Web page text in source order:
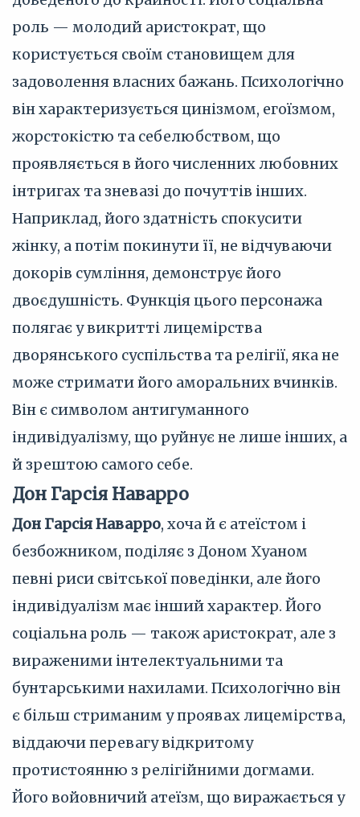
роль — молодий аристократ, що
користується своїм становищем для
задоволення власних бажань. Психологічно
він характеризується цинізмом, егоїзмом,
жорстокістю та себелюбством, що
проявляється в його численних любовних
інтригах та зневазі до почуттів інших.
Наприклад, його здатність спокусити
жінку, а потім покинути її, не відчуваючи
докорів сумління, демонструє його
двоєдушність. Функція цього персонажа
полягає у викритті лицемірства
дворянського суспільства та релігії, яка не
може стримати його аморальних вчинків.
Він є символом антигуманного
індивідуалізму, що руйнує не лише інших, а
й зрештою самого себе.
Дон Гарсія Наварро
Дон Гарсія Наварро, хоча й є атеїстом і
безбожником, поділяє з Доном Хуаном
певні риси світської поведінки, але його
індивідуалізм має інший характер. Його
соціальна роль — також аристократ, але з
вираженими інтелектуальними та
бунтарськими нахилами. Психологічно він
є більш стриманим у проявах лицемірства,
віддаючи перевагу відкритому
протистоянню з релігійними догмами.
Його войовничий атеїзм, що виражається у